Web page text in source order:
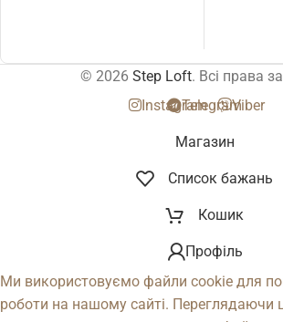
© 2026 Step Loft. Всі права
InstagramTelegramViber
Магазин
Список бажань
Кошик
Профіль
Ми використовуємо файли cookie для
роботи на нашому сайті. Переглядаючи